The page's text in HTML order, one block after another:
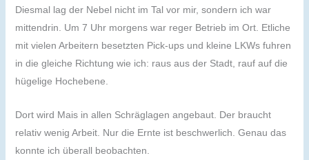
Diesmal lag der Nebel nicht im Tal vor mir, sondern ich war
mittendrin. Um 7 Uhr morgens war reger Betrieb im Ort. Etliche
mit vielen Arbeitern besetzten Pick-ups und kleine LKWs fuhren
in die gleiche Richtung wie ich: raus aus der Stadt, rauf auf die
hügelige Hochebene.
Dort wird Mais in allen Schräglagen angebaut. Der braucht
relativ wenig Arbeit. Nur die Ernte ist beschwerlich. Genau das
konnte ich überall beobachten.